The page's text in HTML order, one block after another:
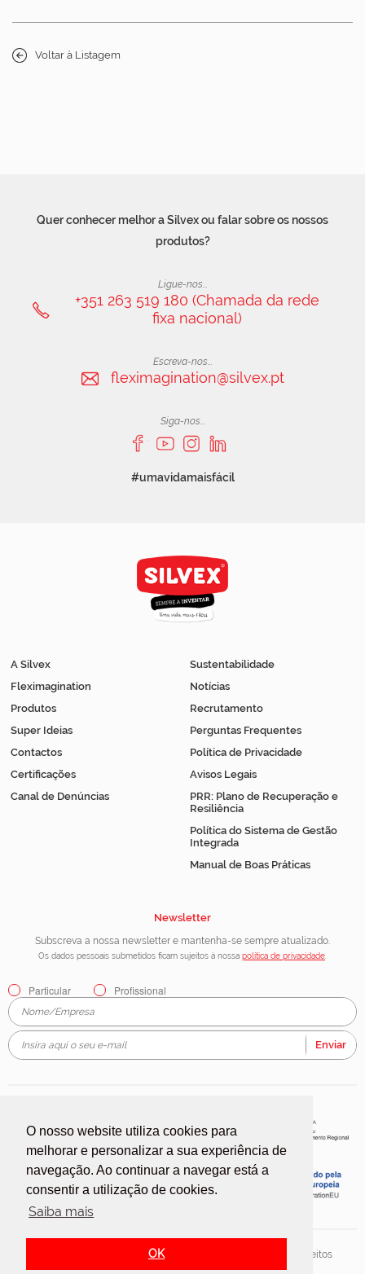
O nosso website utiliza cookies para
melhorar e personalizar a sua experiência de
navegação. Ao continuar a navegar está a
consentir a utilização de cookies.
Saiba mais
OK
Voltar à Listagem
Quer conhecer melhor a Silvex ou falar sobre os nossos
produtos?
Ligue-nos...
+351 263 519 180 (Chamada da rede
fixa nacional)
Escreva-nos...
fleximagination@silvex.pt
Siga-nos...
#umavidamaisfácil
A Silvex
Fleximagination
Produtos
Super Ideias
Contactos
Certificações
Canal de Denúncias
Sustentabilidade
Notícias
Recrutamento
Perguntas Frequentes
Política de Privacidade
Avisos Legais
PRR: Plano de Recuperação e
Resiliência
Política do Sistema de Gestão
Integrada
Manual de Boas Práticas
Newsletter
Subscreva a nossa newsletter e mantenha-se sempre atualizado.
Os dados pessoais submetidos ficam sujeitos à nossa política de privacidade
Particular Profissional
Enviar
2018 © Silvex, Indústria de Plásticos e Papéis, S.A. Todos os direitos
reservados.Redicom